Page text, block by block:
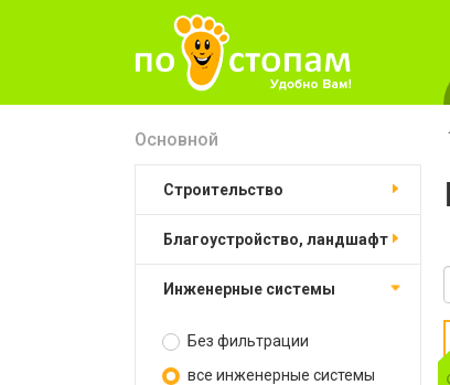
Основной
строительство
благоустройство, ландшафт
инженерные системы
Без фильтрации
все инженерные системы